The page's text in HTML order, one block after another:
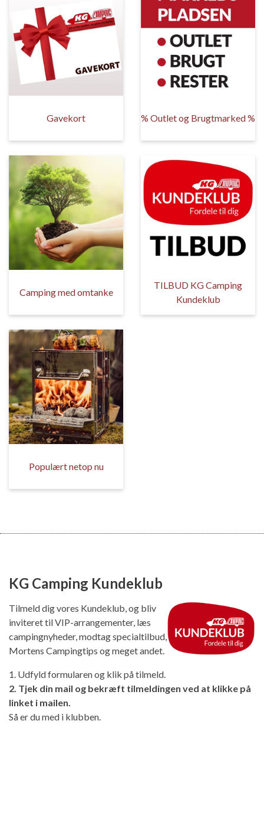
Gavekort % Outlet og Brugtmarked %
Camping med omtanke
TILBUD KG Camping
Kundeklub
Populært netop nu
KG Camping Kundeklub
Tilmeld dig vores Kundeklub, og bliv
inviteret til VIP-arrangementer, læs
campingnyheder, modtag specialtilbud,
Mortens Campingtips og meget andet.
1. Udfyld formularen og klik på tilmeld.
2. Tjek din mail og bekræft tilmeldingen ved at klikke på
linket i mailen.
Så er du med i klubben.